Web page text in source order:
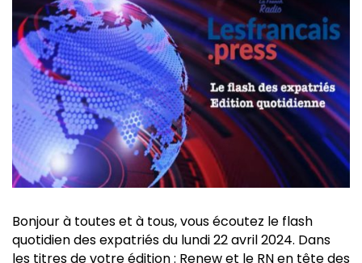
Bonjour à toutes et à tous, vous écoutez le flash
quotidien des expatriés du lundi 22 avril 2024. Dans
les titres de votre édition : Renew et le RN en tête des